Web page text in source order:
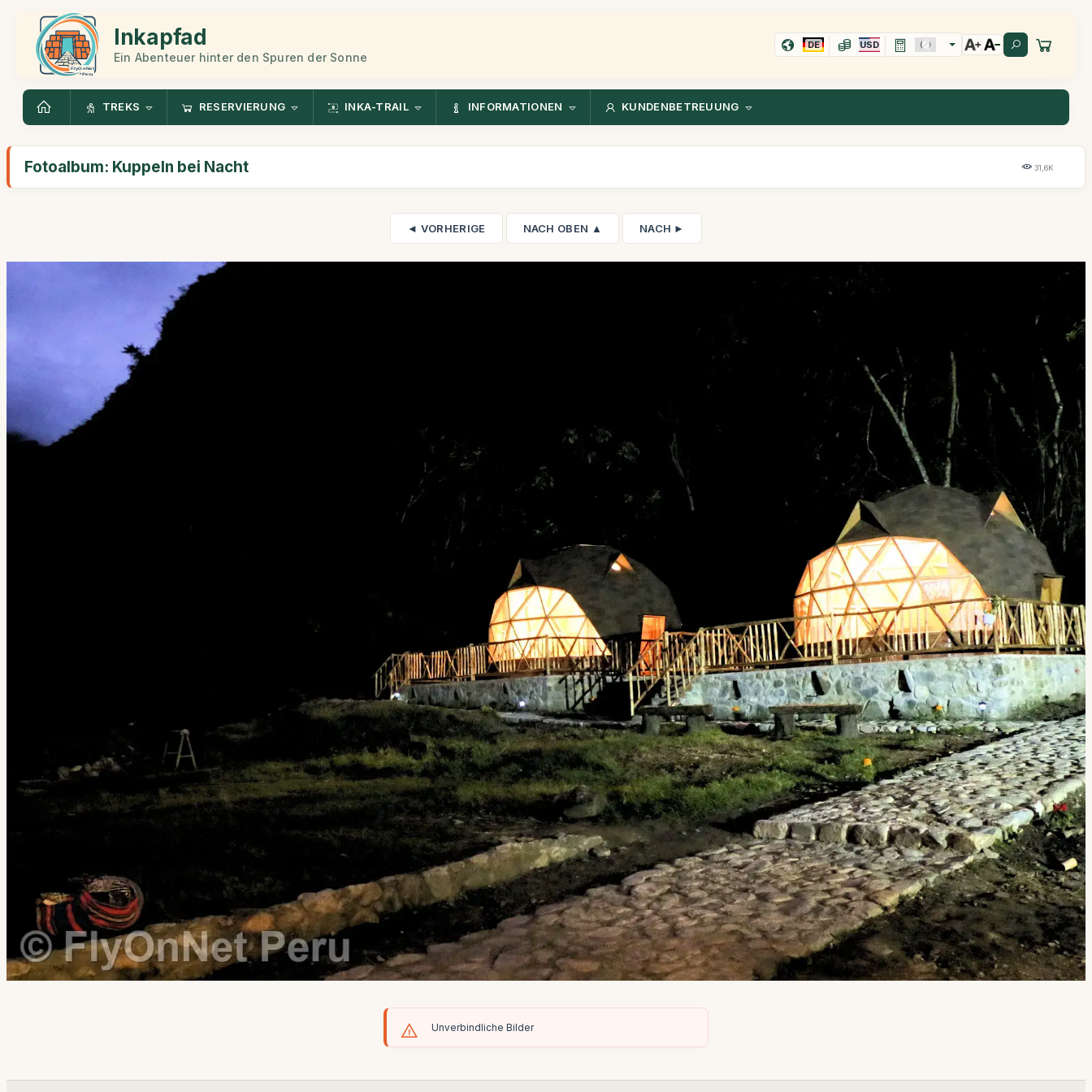
Inkapfad
Ein Abenteuer hinter den Spuren der Sonne
DE USD
TREKS RESERVIERUNG INKA-TRAIL INFORMATIONEN KUNDENBETREUUNG
Fotoalbum: Kuppeln bei Nacht 31,6K
◄ VORHERIGE NACH OBEN ▲ NACH ►
Unverbindliche Bilder